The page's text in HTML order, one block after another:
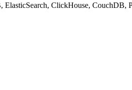
ClickHouse, CouchDB,